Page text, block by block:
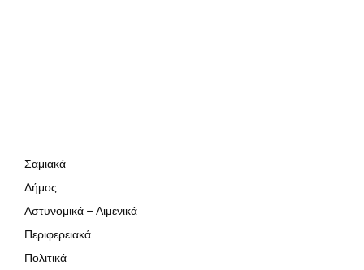
Σαμιακά
Δήμος
Αστυνομικά – Λιμενικά
Περιφερειακά
Πολιτικά